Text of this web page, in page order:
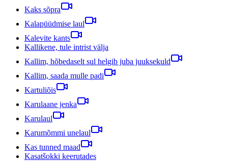
Kaks sõpra
Kalapüüdmise laul
Kalevite kants
Kallikene, tule intrist välja
Kallim, hõbedaselt sul helgib juba juuksekuld
Kallim, saada mulle padi
Kartuliõis
Karulaane jenka
Karulaul
Karumõmmi unelaul
Kas tunned maad
Kasatšokki keerutades